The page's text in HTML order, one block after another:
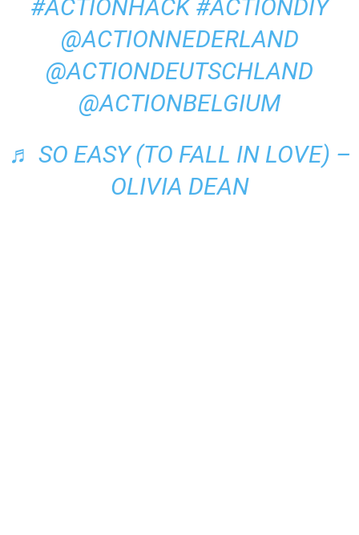
#ACTIONHACK #ACTIONDIY
@ACTIONNEDERLAND
@ACTIONDEUTSCHLAND
@ACTIONBELGIUM
♬ SO EASY (TO FALL IN LOVE) –
OLIVIA DEAN